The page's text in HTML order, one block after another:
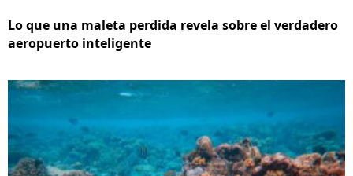
Lo que una maleta perdida revela sobre el verdadero
aeropuerto inteligente